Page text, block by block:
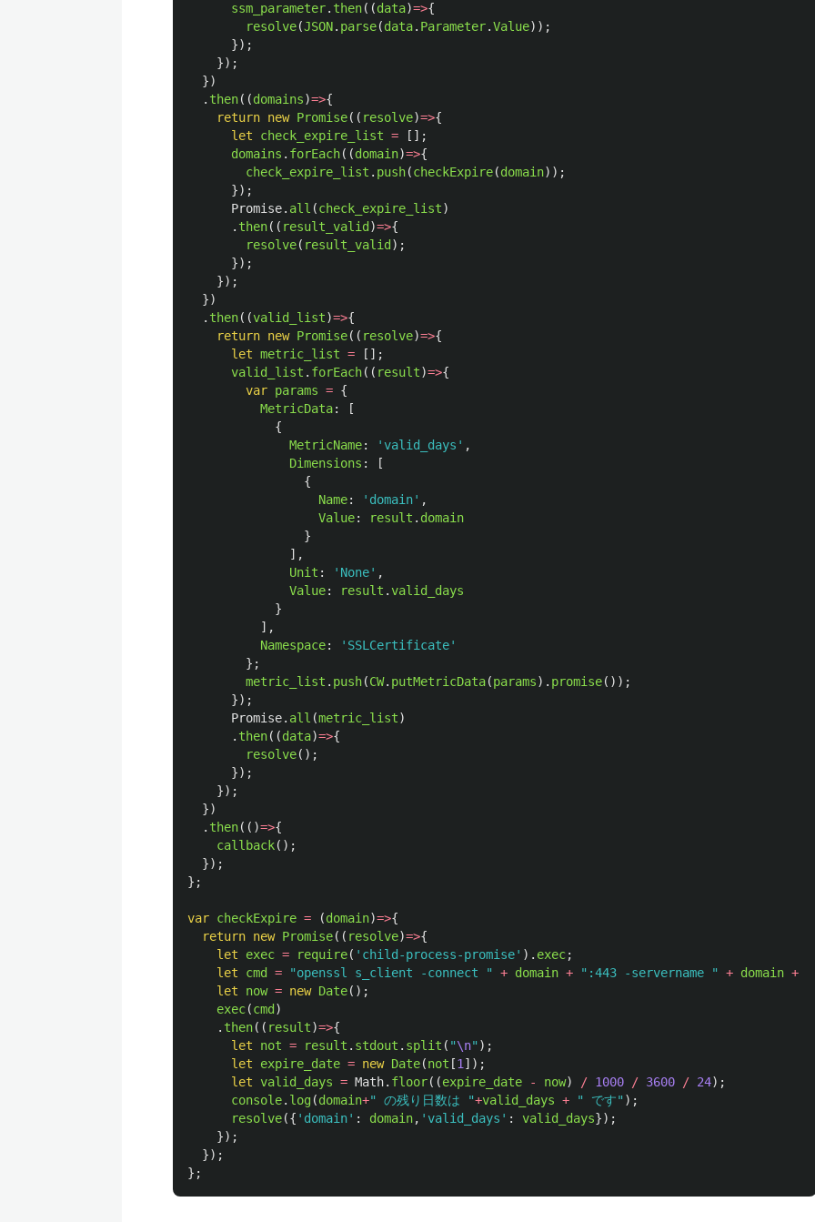
ssm_parameter. then((data)=>{
resolve(JSON. parse(data. Parameter.Value));
});
});
})
. then((domains)=>{
return new Promise(( resolve)=>{
let
check_expire_list =
[];
domains . forEach((domain)=>{
check_expire_list . push(checkExpire(domain));
});
Promise. all (check_expire_list)
. then(( result_valid )=>{
resolve( result_valid );
});
});
})
. then((valid_list)=>{
return new Promise(( resolve)=>{
let metric_list =
[];
valid_list . forEach(( result)=>{
var params = {
MetricData:
[
{
MetricName: ' valid_days ' ,
Dimensions :
[
{
Name: ' domain' ,
Value: result . domain
}
],
Unit : ' None' ,
Value: result .valid_days
}
],
Namespace: ' SSLCertificate'
};
metric_list . push(CW. putMetricData(params). promise());
});
Promise. all (metric_list)
. then((data)=>{
resolve();
});
});
})
. then(()=>{
callback();
});
};
var checkExpire = (domain)=>{
return new Promise(( resolve)=>{
let
exec = require( ' child-process-promise' ). exec;
let
cmd = "openssl s_client -connect " + domain + " :443 -servername " + domain +
let
now = new Date();
exec(cmd )
. then(( result)=>{
let
not = result . stdout . split ( "\n" );
let
expire_date = new Date(not [1 ]);
let valid_days = Math. floor((expire_date - now) / 1000 / 3600 / 24);
console. log(domain+" の残り日数は "+valid_days + " です" );
resolve({ ' domain' : domain, ' valid_days ' : valid_days});
});
});
};